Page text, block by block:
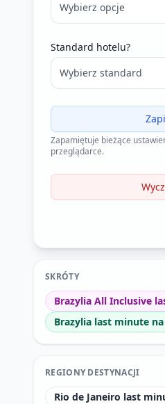
Wybierz opcje
Standard hotelu?
Wybierz standard
Zapamiętuje bieżące
przeglądarce.
SKRÓTY
Brazylia All Inclusive
Brazylia last minute
REGIONY DESTYNACJI
Rio de Janeiro last